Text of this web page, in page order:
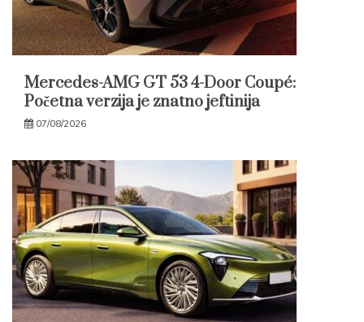
Mercedes-AMG GT 53 4-Door Coupé:
Početna verzija je znatno jeftinija
07/08/2026